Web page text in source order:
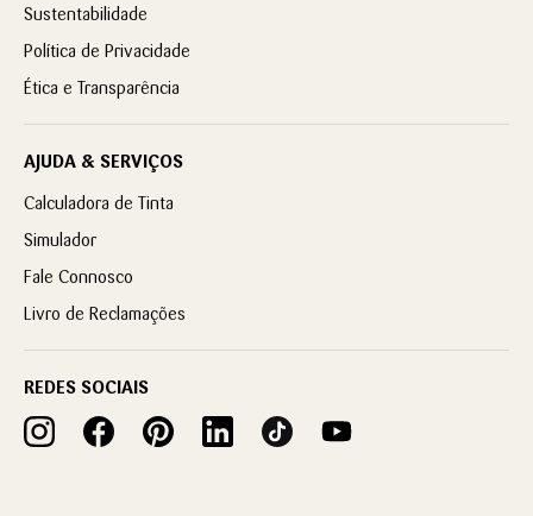
Sustentabilidade
Política de Privacidade
Ética e Transparência
AJUDA & SERVIÇOS
Calculadora de Tinta
Simulador
Fale Connosco
Livro de Reclamações
REDES SOCIAIS